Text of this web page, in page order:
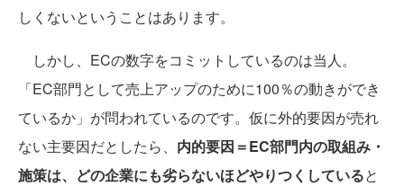
しくないということはあります。
しかし、ECの数字をコミットしているのは当人。
「EC部門として売上アップのために100％の動きができ
ているか」が問われているのです。仮に外的要因が売れ
ない主要因だとしたら、 内的要因＝EC部門内の取組み・
施策は、どの企業にも劣らないほどやりつくしていると